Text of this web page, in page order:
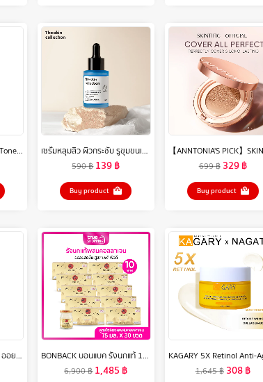
[ใหม่] LANEIGE Skin Veil Tone-Up Powder 7g
เซรั่มหลุมสิว ผิวกระชับ รูขุมขนเล็กลง The Skin Collection Serum Copper Tripeptide 3% ขนาด 30 ml
590฿139฿
Buy product
699฿ 329฿
Buy product
[2 ขวด]แพรอทครีมอาบน้ำ ออยล์อินบาธ เลิฟลี่ ยัง 400มล. [Bundle 2]Parrot Oil In Bath Oil Lovely Young 400 ML สบู่เหลว Liquid soap
BONBACK บอนแบค รังนกแท้ 100% สูตรไซลิทอลผสมคอลลาเจน 75มล. เซต 10 กล่อง (3ขวด/กล่อง) รวม 30 ขวด
6,900฿1,485 ฿
1,645฿ 308฿